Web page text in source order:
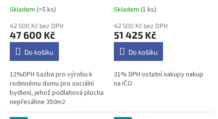
A
Průměrné
produktu
je
5,0
hvězdiček.
Skladem (>5 ks)
42 500 Kč bez DPH
47 600 Kč
Do košíku
12%DPH Sazba pro výrobu k
rodinnému domu pro sociální
bydlení, jehož podlahová plocha
nepřesáhne 350m2
A
Průměrné
produktu
je
5,0
hvězdiček.
Skladem (1 ks)
42 500 Kč bez DPH
51 425 Kč
Do košíku
21% DPH ostatní nakupy nakup
na IČO